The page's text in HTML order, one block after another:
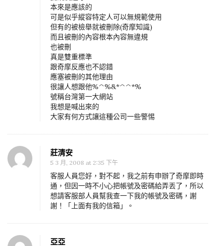
本來是應該的
可是似乎縱容特定人可以無規範使用
但有的被檢舉就被刪除(奇摩知識)
而且被刪的內容根本內容無違規
也被刪
真是雙重標準
跟奇摩反應也不認錯
應塞被刪的其他理由
很讓人想跟他%^%&*^^*%
號稱台灣第一大網站
我想是喊出來的
大家有何方式讓這種公司一些警惕
莊清安
5 3 月, 2008 at 2:35 下午
客服人員您好，對不起，我之前有申辦了奇摩即時
通，但因一時不小心把帳號及密碼給弄丟了，所以
想請客服部人員幫我查一下我的帳號及密碼，謝
謝！「上面有我的信箱」。
亞亞